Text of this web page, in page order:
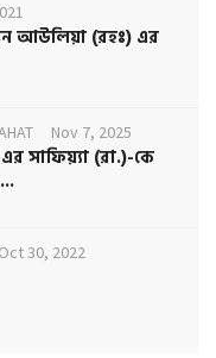
আউলিয়া (রহঃ) এর
Nov 7, 2025
সাফিয়্যা (রা.)-কে
Oct 30, 2022